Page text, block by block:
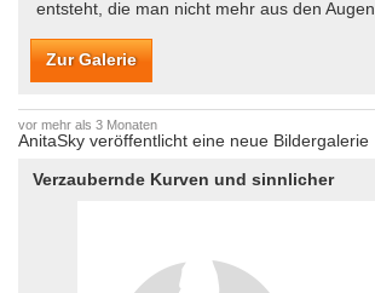
entsteht, die man nicht mehr aus den Augen
Zur Galerie
vor mehr als 3 Monaten
AnitaSky veröffentlicht eine neue Bildergalerie
Verzaubernde Kurven und sinnlicher